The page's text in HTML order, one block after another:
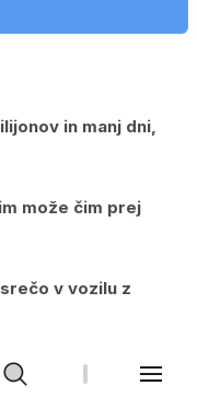
in manj dni,
može čim prej
v vozilu z
mlademu